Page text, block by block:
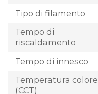
Tipo di filamento
Tempo di
riscaldamento
Tempo di innesco
Temperatura colore
(CCT)